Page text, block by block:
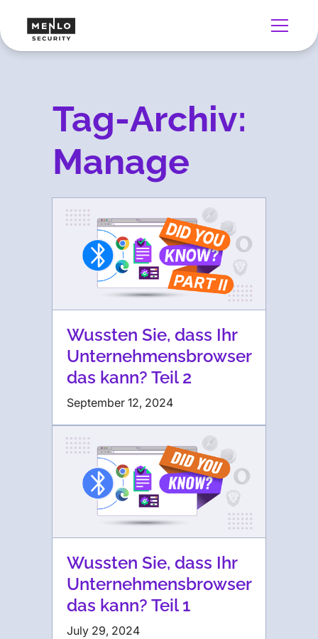
Tag-Archiv:
Manage
Wussten Sie, dass Ihr
Unternehmensbrowser
das kann? Teil 2
September 12, 2024
Wussten Sie, dass Ihr
Unternehmensbrowser
das kann? Teil 1
July 29, 2024